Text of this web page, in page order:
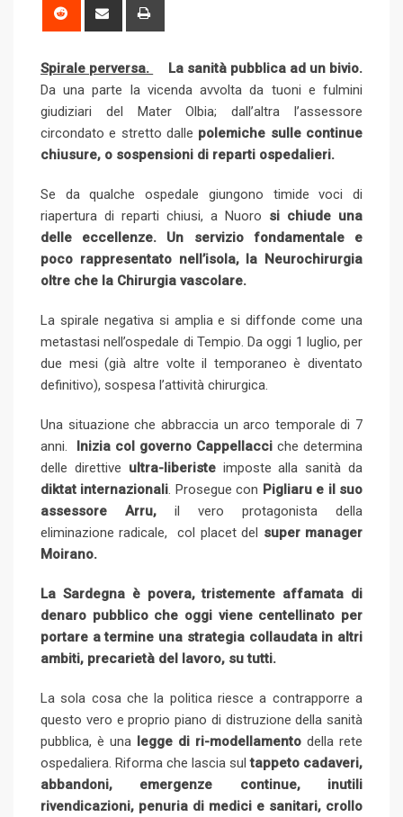
+
d
I
n
l
e
U
p
o
r
r
e
s
t
e
d
i
t
h
r
e
v
i
a
m
a
i
l
r
n
t
Spirale perversa.
La sanità pubblica ad un bivio.
Da una parte la vicenda avvolta da tuoni e fulmini
giudiziari del Mater Olbia; dall’altra l’assessore
circondato e stretto dalle polemiche sulle continue
chiusure, o sospensioni di reparti ospedalieri.
Se da qualche ospedale giungono timide voci di
riapertura di reparti chiusi, a Nuoro si chiude una
delle eccellenze. Un servizio fondamentale e
poco rappresentato nell’isola, la Neurochirurgia
oltre che la Chirurgia vascolare.
La spirale negativa si amplia e si diffonde come una
metastasi nell’ospedale di Tempio. Da oggi 1 luglio, per
due mesi (già altre volte il temporaneo è diventato
definitivo), sospesa l’attività chirurgica.
Una situazione che abbraccia un arco temporale di 7
anni.
Inizia col governo Cappellacci che determina
delle direttive ultra-liberisteimposte alla sanità da
diktat internazionali. Prosegue con Pigliaru e il suo
assessore Arru, il vero protagonista della
eliminazione radicale, col placet del super manager
Moirano.
La Sardegna è povera, tristemente affamata di
denaro pubblico che oggi viene centellinato per
portare a termine una strategia collaudata in altri
ambiti, precarietà del lavoro, su tutti.
La sola cosa che la politica riesce a contrapporre a
questo vero e proprio piano di distruzione della sanità
pubblica, è una
legge di ri-modellamento della rete
ospedaliera. Riforma che lascia sultappeto cadaveri,
abbandoni, emergenze continue, inutili
rivendicazioni, penuria di medici e sanitari, crollo